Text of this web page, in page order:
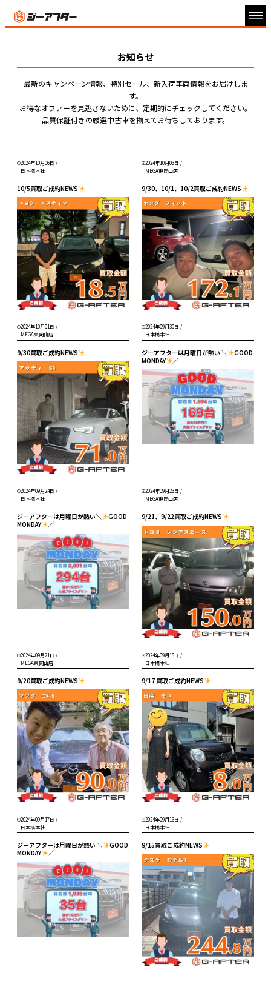
お知らせ
最新のキャンペーン情報、特別セール、新入荷車両情報をお届けしま
す。
お得なオファーを見逃さないために、定期的にチェックしてください。
品質保証付きの厳選中古車を揃えてお待ちしております。
10/5買取ご成約NEWS
2024年10月06日 /
日本橋本社
9/30、10/1、10/2買取ご成約NEWS
2024年10月03日 /
MEGA東岡山店
9/30買取ご成約NEWS
2024年10月01日 /
MEGA東岡山店
ジーアフターは月曜日が熱い ＼
GOOD
MONDAY
／
2024年09月30日 /
日本橋本社
ジーアフターは月曜日が熱い＼
GOOD
MONDAY
／
2024年09月24日 /
日本橋本社
9/21、9/22買取ご成約NEWS
2024年09月23日 /
MEGA東岡山店
9/20買取ご成約NEWS
2024年09月21日 /
MEGA東岡山店
9/17 買取ご成約NEWS
2024年09月18日 /
日本橋本社
ジーアフターは月曜日が熱い ＼
GOOD
MONDAY
／
2024年09月17日 /
日本橋本社
9/15買取ご成約NEWS
2024年09月16日 /
日本橋本社